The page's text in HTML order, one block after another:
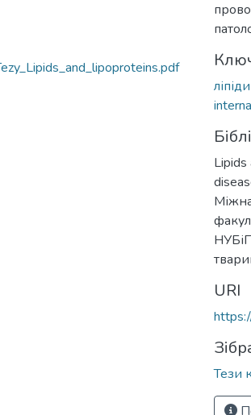
ліпіди
Lipids
URI
Тези